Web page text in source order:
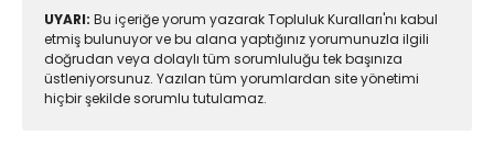
UYARI: Bu içeriğe yorum yazarak Topluluk Kuralları'nı kabul
etmiş bulunuyor ve bu alana yaptığınız yorumunuzla ilgili
doğrudan veya dolaylı tüm sorumluluğu tek başınıza
üstleniyorsunuz. Yazılan tüm yorumlardan site yönetimi
hiçbir şekilde sorumlu tutulamaz.